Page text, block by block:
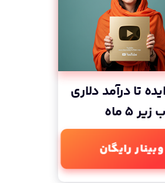
از 50 ایده تا درآمد دلاری
5 ماه
وبینار رایگان